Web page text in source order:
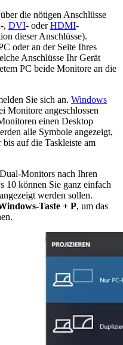
die nötigen Anschlüsse
, DVI- oderHDMI-
dieser Anschlüsse).
oder an der Seite Ihres
Anschlüsse Ihr Gerät
PC beide Monitore an die
Sie sich an. Windows
Monitore angeschlossen
einen Desktop
alle Symbole angezeigt,
auf die Taskleiste am
Monitors nach Ihren
10 können Sie ganz einfach
werden sollen.
Taste + P, um das